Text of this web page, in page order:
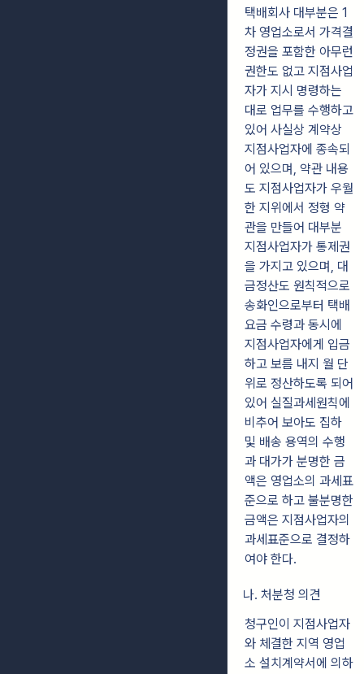
택배회사 대부분은 1
차 영업소로서 가격결
정권을 포함한 아무런
권한도 없고 지점사업
자가 지시 명령하는
대로 업무를 수행하고
있어 사실상 계약상
지점사업자에 종속되
어 있으며, 약관 내용
도 지점사업자가 우월
한 지위에서 정형 약
관을 만들어 대부분
지점사업자가 통제권
을 가지고 있으며, 대
금정산도 원칙적으로
송화인으로부터 택배
요금 수령과 동시에
지점사업자에게 입금
하고 보름 내지 월 단
위로 정산하도록 되어
있어 실질과세원칙에
비추어 보아도 집하
및 배송 용역의 수행
과 대가가 분명한 금
액은 영업소의 과세표
준으로 하고 불분명한
금액은 지점사업자의
과세표준으로 결정하
여야 한다.
나. 처분청 의견
청구인이 지점사업자
와 체결한 지역 영업
소 설치계약서에 의하